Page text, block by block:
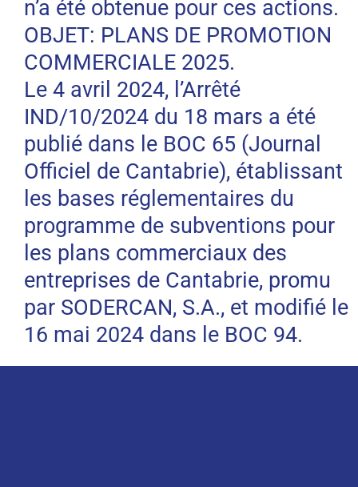
n’a été obtenue pour ces actions.
OBJET: PLANS DE PROMOTION
COMMERCIALE 2025.
Le 4 avril 2024, l’Arrêté
IND/10/2024 du 18 mars a été
publié dans le BOC 65 (Journal
Officiel de Cantabrie), établissant
les bases réglementaires du
programme de subventions pour
les plans commerciaux des
entreprises de Cantabrie, promu
par SODERCAN, S.A., et modifié le
16 mai 2024 dans le BOC 94.